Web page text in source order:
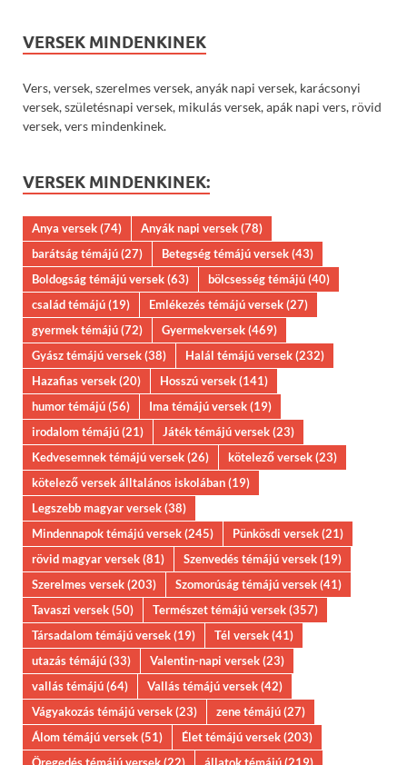
VERSEK MINDENKINEK
Vers, versek, szerelmes versek, anyák napi versek, karácsonyi
versek, születésnapi versek, mikulás versek, apák napi vers, rövid
versek, vers mindenkinek.
VERSEK MINDENKINEK:
Anya versek(74) Anyák napi versek(78)
barátság témájú(27) Betegség témájú versek(43)
Boldogság témájú versek(63) bölcsesség témájú(40)
család témájú(19) Emlékezés témájú versek(27)
gyermek témájú(72) Gyermekversek(469)
Gyász témájú versek(38) Halál témájú versek(232)
Hazafias versek(20) Hosszú versek(141)
humor témájú(56) Ima témájú versek(19)
irodalom témájú(21) Játék témájú versek(23)
Kedvesemnek témájú versek(26) kötelező versek(23)
kötelező versek álltalános iskolában(19)
Legszebb magyar versek(38)
Mindennapok témájú versek(245) Pünkösdi versek(21)
rövid magyar versek(81) Szenvedés témájú versek(19)
Szerelmes versek(203) Szomorúság témájú versek(41)
Tavaszi versek(50) Természet témájú versek(357)
Társadalom témájú versek(19) Tél versek(41)
utazás témájú(33) Valentin-napi versek(23)
vallás témájú(64) Vallás témájú versek(42)
Vágyakozás témájú versek(23) zene témájú(27)
Álom témájú versek(51) Élet témájú versek(203)